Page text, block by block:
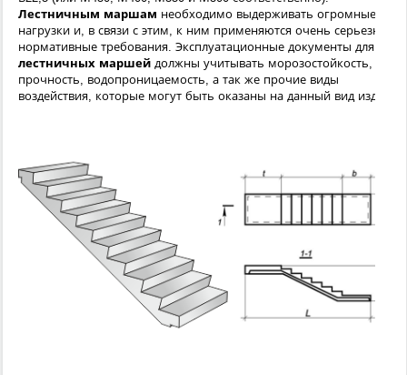
Лестничным маршам необходимо выдерживать огромные
нагрузки и, в связи с этим, к ним применяются очень серьезные
нормативные требования. Эксплуатационные документы для
лестничных маршей должны учитывать морозостойкость,
прочность, водопроницаемость, а так же прочие виды
воздействия, которые могут быть оказаны на данный вид изделий.